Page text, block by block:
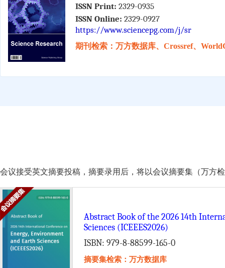
ISSN Print: 2329-0935
ISSN Online: 2329-0927
https://www.sciencepg.com/j/sr
期刊检索：万方数据库、Crossref、
会议接受英文摘要投稿，摘要录用后，将以会议摘要集（万方检
Abstract Book of the 2026 14th
Sciences (ICEEES2026)
ISBN: 979-8-88599-165-0
摘要集检索：万方数据库